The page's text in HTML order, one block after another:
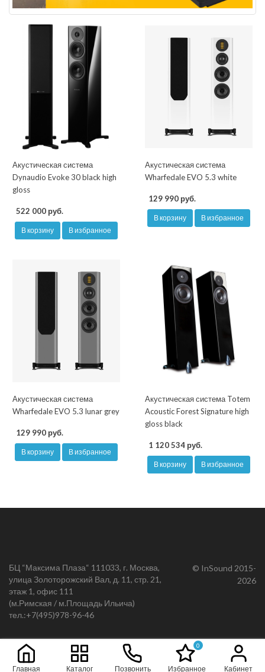
Акустическая система
Dynaudio Evoke 30 black high
gloss
522 000 руб.
В корзину В избранное
Акустическая система
Wharfedale EVO 5.3 white
129 990 руб.
В корзину В избранное
Акустическая система
Wharfedale EVO 5.3 lunar grey
129 990 руб.
В корзину В избранное
Акустическая система Totem
Acoustic Forest Signature high
gloss black
1 120 534 руб.
В корзину В избранное
БЦ “Максима Плаза“ 111033, г. Москва,
улица Золоторожский Вал, д. 11, стр. 21,
этаж 1, офис 111
(м.Римская / м.Площадь Ильича)
тел.:+7(495)978-96-46
© InSound 2015-
2026
Главная Каталог Позвонить Избранное
0
Кабинет